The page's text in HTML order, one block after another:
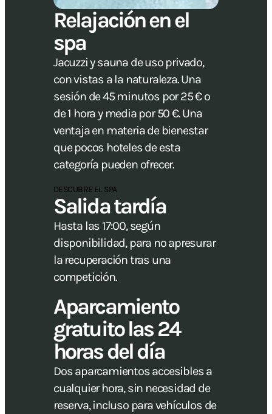
Relajación en el
spa
Jacuzzi y sauna de uso privado,
con vistas a la naturaleza. Una
sesión de 45 minutos por 25 € o
de 1 hora y media por 50 €. Una
ventaja en materia de bienestar
que pocos hoteles de esta
categoría pueden ofrecer.
DESCUBRE EL SPA
Salida tardía
Hasta las 17:00, según
disponibilidad, para no apresurar
la recuperación tras una
competición.
Aparcamiento
gratuito las 24
horas del día
Dos aparcamientos accesibles a
cualquier hora, sin necesidad de
reserva, incluso para vehículos de